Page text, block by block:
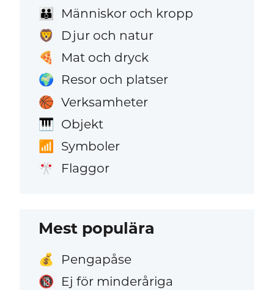
👪 Människor och kropp
🦁 Djur och natur
🍕 Mat och dryck
🌍 Resor och platser
🏀 Verksamheter
🎹 Objekt
📶 Symboler
🎌 Flaggor
Mest populära
💰 Pengapåse
🔞 Ej för minderåriga